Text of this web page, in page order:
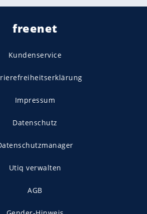
freenet
Kundenservice
Impressum
Datenschutz
Utiq verwalten
AGB